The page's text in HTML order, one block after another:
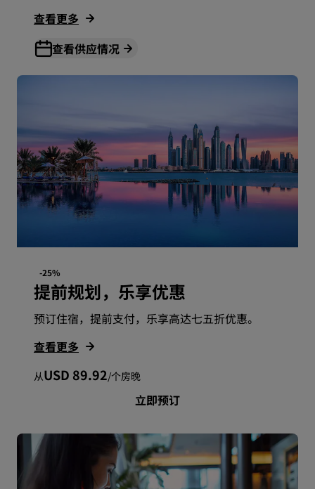
查看更多
查看供应情况
-25%
提前规划，乐享优惠
预订住宿，提前支付，乐享高达七五折优惠。
查看更多
从USD 89.92/个房晚
立即预订